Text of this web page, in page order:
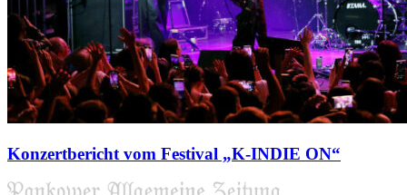
Konzertbericht vom Festival „K-INDIE ON“